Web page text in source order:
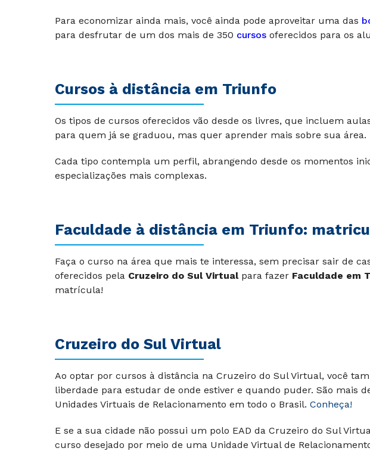
Para economizar ainda mais, você ainda pode aproveitar uma das
para desfrutar de um dos mais de 350 cursos oferecidos para os
Cursos à distância em Triunfo
Os tipos de cursos oferecidos vão desde os livres, que incluem
para quem já se graduou, mas quer aprender mais sobre sua área.
Cada tipo contempla um perfil, abrangendo desde os momentos
especializações mais complexas.
Faculdade à distância em Triunfo:
Faça o curso na área que mais te interessa, sem precisar sair de
oferecidos pela Cruzeiro do Sul Virtualpara fazer Faculdade em
matrícula!
Cruzeiro do Sul Virtual
Ao optar por cursos à distância na Cruzeiro do Sul Virtual, você
liberdade para estudar de onde estiver e quando puder. São mais
Unidades Virtuais de Relacionamento em todo o Brasil. Conheça!
E se a sua cidade não possui um polo EAD da Cruzeiro do Sul
curso desejado por meio de uma Unidade Virtual de